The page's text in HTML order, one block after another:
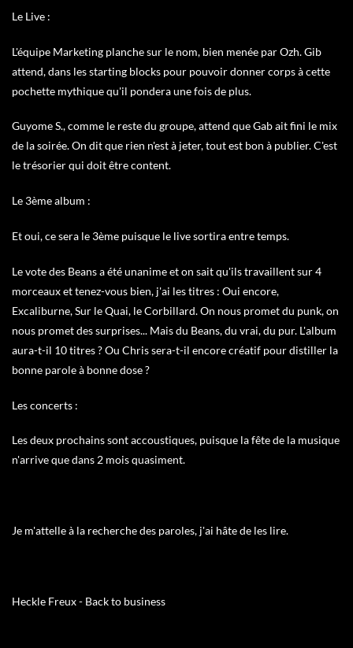
Le Live :
L'équipe Marketing planche sur le nom, bien menée par Ozh. Gib
attend, dans les starting blocks pour pouvoir donner corps à cette
pochette mythique qu'il pondera une fois de plus.
Guyome S., comme le reste du groupe, attend que Gab ait fini le mix
de la soirée. On dit que rien n'est à jeter, tout est bon à publier. C'est
le trésorier qui doit être content.
Le 3ème album :
Et oui, ce sera le 3ème puisque le live sortira entre temps.
Le vote des Beans a été unanime et on sait qu'ils travaillent sur 4
morceaux et tenez-vous bien, j'ai les titres : Oui encore,
Excaliburne, Sur le Quai, le Corbillard. On nous promet du punk, on
nous promet des surprises... Mais du Beans, du vrai, du pur. L'album
aura-t-il 10 titres ? Ou Chris sera-t-il encore créatif pour distiller la
bonne parole à bonne dose ?
Les concerts :
Les deux prochains sont accoustiques, puisque la fête de la musique
n'arrive que dans 2 mois quasiment.
Je m'attelle à la recherche des paroles, j'ai hâte de les lire.
Heckle Freux - Back to business